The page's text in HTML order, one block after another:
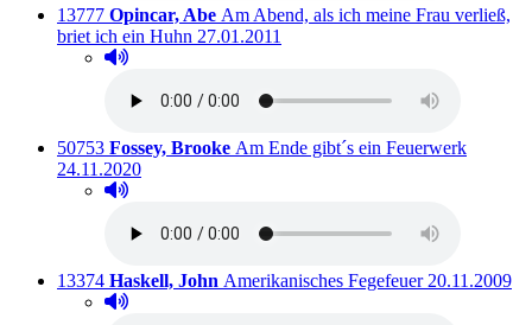
Titelnummer:
13777 von
Opincar, Abe: Am Abend, als ich meine Frau verließ,
briet ich ein Huhn Ausleihbar seit dem
27.01.2011
Hörprobe abspielen
Hörprobe von Am Abend, als ich meine Frau
Titelnummer:
50753 von
Fossey, Brooke: Am Ende gibt´s ein Feuerwerk
24.11.2020
Hörprobe abspielen
Hörprobe von Am Ende gibt´s ein Feuerwerk
Titelnummer:
13374 von
Haskell, John Amerikanisches Fegefeuer Ausleihbar
20.11.2009
Hörprobe abspielen
Hörprobe von Amerikanisches Fegefeuer